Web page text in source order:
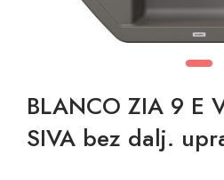
BLANCO ZIA 9 E
SIVA bez dalj.